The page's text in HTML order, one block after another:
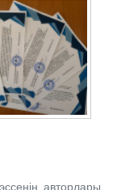
авторлары